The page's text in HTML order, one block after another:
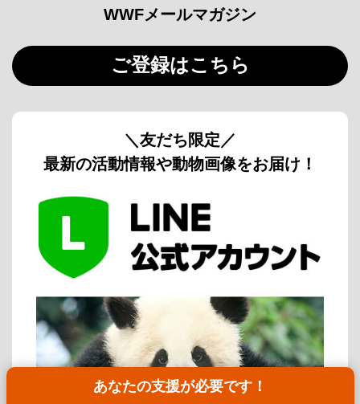
あなたの支援が必要です！
WWFメールマガジン
ご登録はこちら
＼友だち限定／
最新の活動情報や動物画像をお届け！